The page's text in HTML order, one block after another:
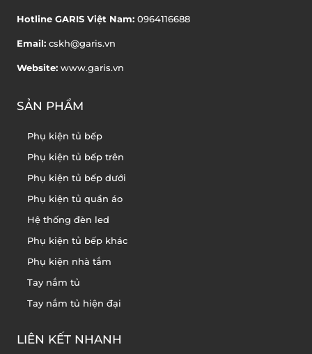
Hotline GARIS Việt Nam: 0964116688
Email: cskh@garis.vn
Website: www.garis.vn
SẢN PHẨM
Phụ kiện tủ bếp
Phụ kiện tủ bếp trên
Phụ kiện tủ bếp dưới
Phụ kiện tủ quần áo
Hệ thống đèn led
Phụ kiện tủ bếp khác
Phụ kiện nhà tắm
Tay nắm tủ
Tay nắm tủ hiện đại
LIÊN KẾT NHANH